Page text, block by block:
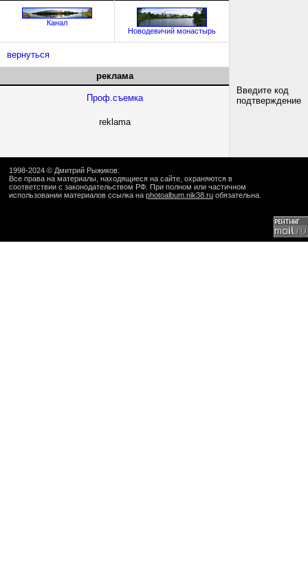
Канал
Новодевичий монастырь
вернуться
реклама
Проф.съемка
reklama
Введите код
подтверждение
1998-2024 © Дмитрий Рыжиков
Все права на материалы, находящиеся на сайте, охраняются в
соответствии с законодательством РФ. При полном или частичном
использовании материалов ссылка на photoalbum.nik38.ru обязательна.